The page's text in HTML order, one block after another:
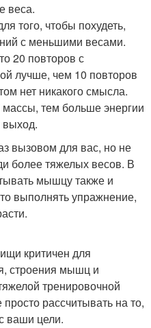
веса.
того, чтобы похудеть,
с меньшими весами.
20 повторов с
лучше, чем 10 повторов
нет никакого смысла.
тем больше энергии
выход.
вызовом для вас, но не
более тяжелых весов. В
мышцу также и
выполнять упражнение,
критичен для
строения мышц и
тренировочной
рассчитывать на то,
ваши цели.